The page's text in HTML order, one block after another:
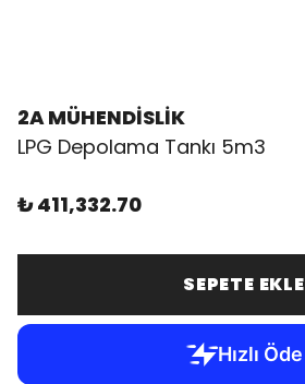
2A MÜHENDİSLİK
LPG Depolama Tankı 5m3
₺ 411,332.70
SEPETE EKLE